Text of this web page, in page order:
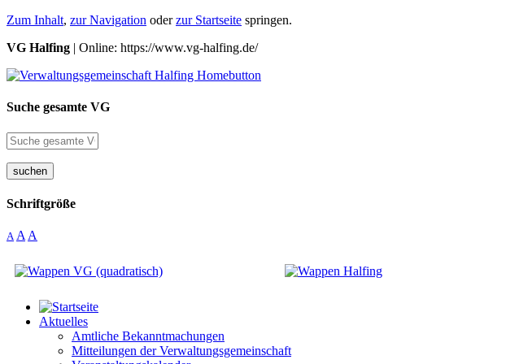
Zum Inhalt, zur Navigation oderzur Startseite springen.
VG Halfing | Online: https://www.vg-halfing.de/
Suche gesamte VG
suchen
Schriftgröße
A A A
Aktuelles
Amtliche Bekanntmachungen
Mitteilungen der Verwaltungsgemeinschaft